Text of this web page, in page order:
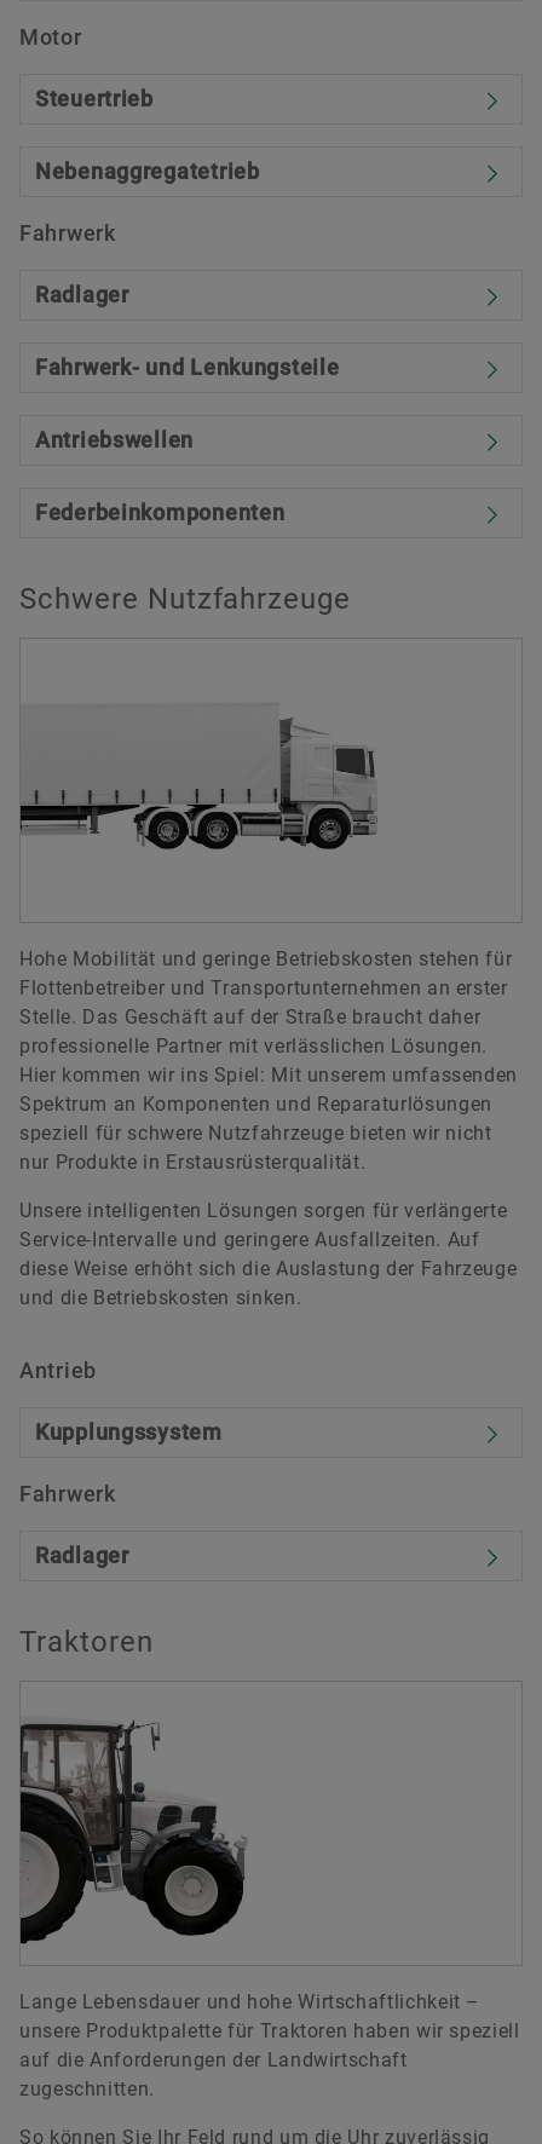
Motor
Steuertrieb
Nebenaggregatetrieb
Fahrwerk
Radlager
Fahrwerk- und Lenkungsteile
Antriebswellen
Federbeinkomponenten
Schwere Nutzfahrzeuge
Hohe Mobilität und geringe Betriebskosten stehen für
Flottenbetreiber und Transportunternehmen an erster
Stelle. Das Geschäft auf der Straße braucht daher
professionelle Partner mit verlässlichen Lösungen.
Hier kommen wir ins Spiel: Mit unserem umfassenden
Spektrum an Komponenten und Reparaturlösungen
speziell für schwere Nutzfahrzeuge bieten wir nicht
nur Produkte in Erstausrüsterqualität.
Unsere intelligenten Lösungen sorgen für verlängerte
Service-Intervalle und geringere Ausfallzeiten. Auf
diese Weise erhöht sich die Auslastung der Fahrzeuge
und die Betriebskosten sinken.
Antrieb
Kupplungssystem
Fahrwerk
Radlager
Traktoren
Lange Lebensdauer und hohe Wirtschaftlichkeit –
unsere Produktpalette für Traktoren haben wir speziell
auf die Anforderungen der Landwirtschaft
zugeschnitten.
So können Sie Ihr Feld rund um die Uhr zuverlässig